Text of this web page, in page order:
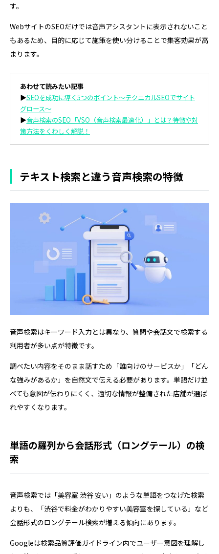
す。
WebサイトのSEOだけでは音声アシスタントに表示されないこと
もあるため、目的に応じて施策を使い分けることで集客効果が高
まります。
あわせて読みたい記事
▶SEOを成功に導く5つのポイント～テクニカルSEOでサイト
グロース～
▶音声検索のSEO「VSO（音声検索最適化）」とは？特徴や対
策方法をくわしく解説！
テキスト検索と違う音声検索の特徴
音声検索はキーワード入力とは異なり、質問や会話文で検索する
利用者が多い点が特徴です。
調べたい内容をそのまま話すため「誰向けのサービスか」「どん
な強みがあるか」を自然文で伝える必要があります。単語だけ並
べても意図が伝わりにくく、適切な情報が整備された店舗が選ば
れやすくなります。
単語の羅列から会話形式（ロングテール）の検
索
音声検索では「美容室 渋谷 安い」のような単語をつなげた検索
よりも、「渋谷で料金がわかりやすい美容室を探している」など
会話形式のロングテール検索が増える傾向にあります。
Googleは検索品質評価ガイドライン内でユーザー意図を理解し